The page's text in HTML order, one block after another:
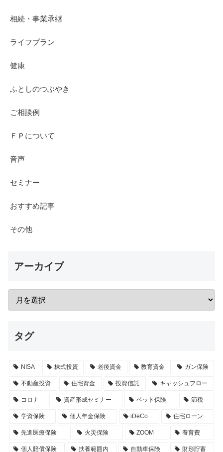
相続・事業承継
ライフプラン
健康
ふとしのつぶやき
ご相談例
ＦＰについて
音声
セミナー
おすすめ記事
その他
アーカイブ
タグ
NISA 株式投資 老後資金 教育資金 ガン保険
不動産投資 住宅資金 投資信託 キャッシュフロー
コロナ 資産形成セミナー ペット保険 節税
学資保険 個人年金保険 iDeCo 住宅ローン
先進医療保険 火災保険 ZOOM 養育費
個人賠償保険 扶養範囲内 自動車保険 財形貯蓄